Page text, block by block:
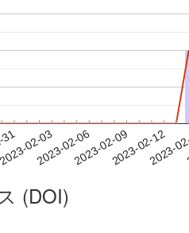
02-03
2023-02-062023-02-092023-02-12
2023-
(DOI)